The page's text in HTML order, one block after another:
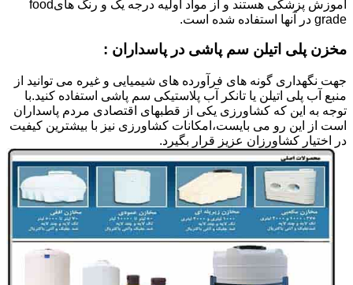
آموزش پزشکی هستند و از مواد اولیه درجه یک و رنگ هایfood
grade در آنها استفاده شده است.
مخزن پلی اتیلن سم پاشی در پاسداران :
جهت نگهداری گونه های فرآورده های شیمیایی و غیره می توانید از
منبع آب پلی اتیلن یا تانکر آب پلاستیکی سم پاشی استفاده کنید.با
توجه به این که کشاورزی یکی از قطبهای اقتصادی مردم پاسداران
است از این رو می بایست،امکانات کشاورزی نیز با بیشترین کیفیت
در اختیار کشاورزان عزیز قرار بگیرد.